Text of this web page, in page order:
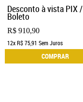
R$ 910,90
Desconto à vista PIX /
Boleto
12xR$ 75,91 Sem Juros
COMPRAR